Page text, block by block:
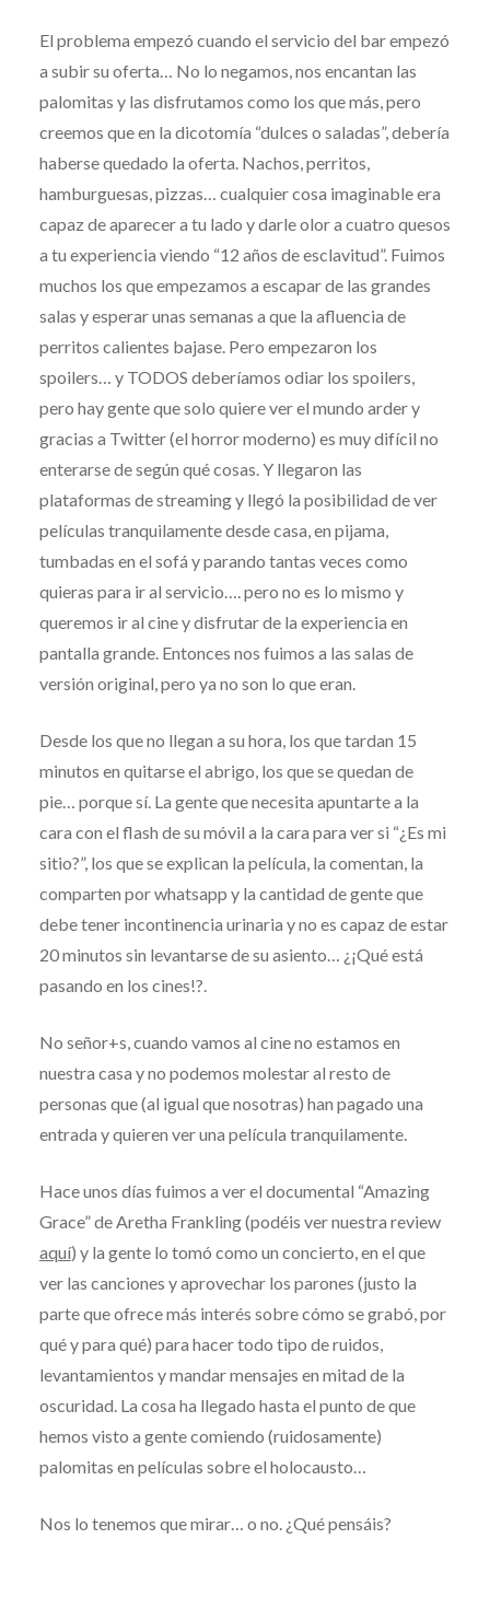
El problema empezó cuando el servicio del bar empezó
a subir su oferta… No lo negamos, nos encantan las
palomitas y las disfrutamos como los que más, pero
creemos que en la dicotomía “dulces o saladas”, debería
haberse quedado la oferta. Nachos, perritos,
hamburguesas, pizzas… cualquier cosa imaginable era
capaz de aparecer a tu lado y darle olor a cuatro quesos
a tu experiencia viendo “12 años de esclavitud”. Fuimos
muchos los que empezamos a escapar de las grandes
salas y esperar unas semanas a que la afluencia de
perritos calientes bajase. Pero empezaron los
spoilers… y TODOS deberíamos odiar los spoilers,
pero hay gente que solo quiere ver el mundo arder y
gracias a Twitter (el horror moderno) es muy difícil no
enterarse de según qué cosas. Y llegaron las
plataformas de streaming y llegó la posibilidad de ver
películas tranquilamente desde casa, en pijama,
tumbadas en el sofá y parando tantas veces como
quieras para ir al servicio…. pero no es lo mismo y
queremos ir al cine y disfrutar de la experiencia en
pantalla grande. Entonces nos fuimos a las salas de
versión original, pero ya no son lo que eran.
Desde los que no llegan a su hora, los que tardan 15
minutos en quitarse el abrigo, los que se quedan de
pie… porque sí. La gente que necesita apuntarte a la
cara con el flash de su móvil a la cara para ver si “¿Es mi
sitio?”, los que se explican la película, la comentan, la
comparten por whatsapp y la cantidad de gente que
debe tener incontinencia urinaria y no es capaz de estar
20 minutos sin levantarse de su asiento… ¿¡Qué está
pasando en los cines!?.
No señor+s, cuando vamos al cine no estamos en
nuestra casa y no podemos molestar al resto de
personas que (al igual que nosotras) han pagado una
entrada y quieren ver una película tranquilamente.
Hace unos días fuimos a ver el documental “Amazing
Grace” de Aretha Frankling (podéis ver nuestra review
aquí) y la gente lo tomó como un concierto, en el que
ver las canciones y aprovechar los parones (justo la
parte que ofrece más interés sobre cómo se grabó, por
qué y para qué) para hacer todo tipo de ruidos,
levantamientos y mandar mensajes en mitad de la
oscuridad. La cosa ha llegado hasta el punto de que
hemos visto a gente comiendo (ruidosamente)
palomitas en películas sobre el holocausto…
Nos lo tenemos que mirar… o no. ¿Qué pensáis?